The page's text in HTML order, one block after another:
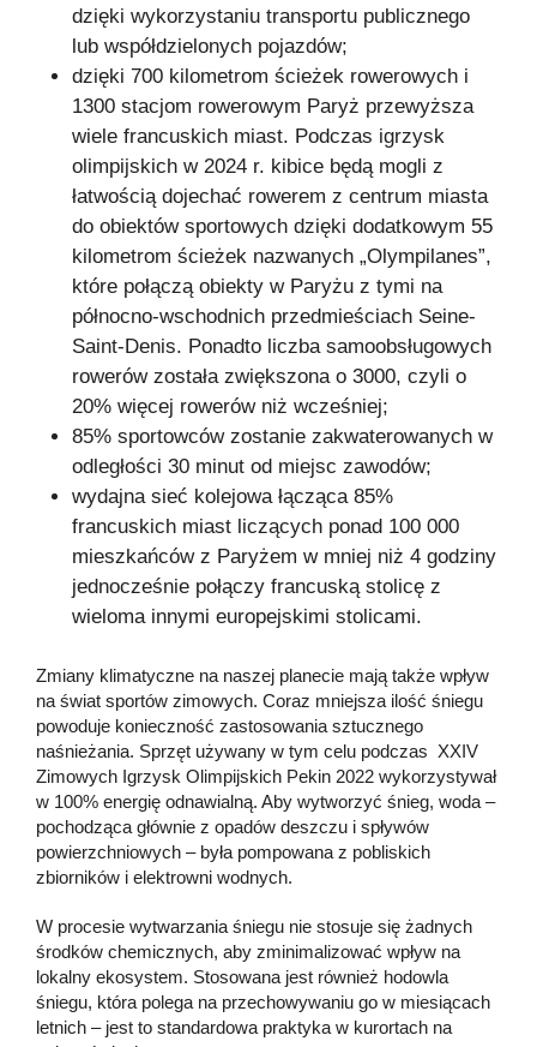
dzięki wykorzystaniu transportu publicznego
lub współdzielonych pojazdów;
dzięki 700 kilometrom ścieżek rowerowych i
1300 stacjom rowerowym Paryż przewyższa
wiele francuskich miast. Podczas igrzysk
olimpijskich w 2024 r. kibice będą mogli z
łatwością dojechać rowerem z centrum miasta
do obiektów sportowych dzięki dodatkowym 55
kilometrom ścieżek nazwanych „Olympilanes”,
które połączą obiekty w Paryżu z tymi na
północno-wschodnich przedmieściach Seine-
Saint-Denis. Ponadto liczba samoobsługowych
rowerów została zwiększona o 3000, czyli o
20% więcej rowerów niż wcześniej;
85% sportowców zostanie zakwaterowanych w
odległości 30 minut od miejsc zawodów;
wydajna sieć kolejowa łącząca 85%
francuskich miast liczących ponad 100 000
mieszkańców z Paryżem w mniej niż 4 godziny
jednocześnie połączy francuską stolicę z
wieloma innymi europejskimi stolicami.
Zmiany klimatyczne na naszej planecie mają także wpływ
na świat sportów zimowych. Coraz mniejsza ilość śniegu
powoduje konieczność zastosowania sztucznego
naśnieżania. Sprzęt używany w tym celu podczas XXIV
Zimowych Igrzysk Olimpijskich Pekin 2022 wykorzystywał
w 100% energię odnawialną. Aby wytworzyć śnieg, woda –
pochodząca głównie z opadów deszczu i spływów
powierzchniowych – była pompowana z pobliskich
zbiorników i elektrowni wodnych.
W procesie wytwarzania śniegu nie stosuje się żadnych
środków chemicznych, aby zminimalizować wpływ na
lokalny ekosystem. Stosowana jest również hodowla
śniegu, która polega na przechowywaniu go w miesiącach
letnich – jest to standardowa praktyka w kurortach na